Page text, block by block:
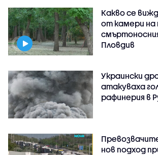
Какво се
от камери
Пловдив
Украински
атакуваха
рафинерия в
нов подход